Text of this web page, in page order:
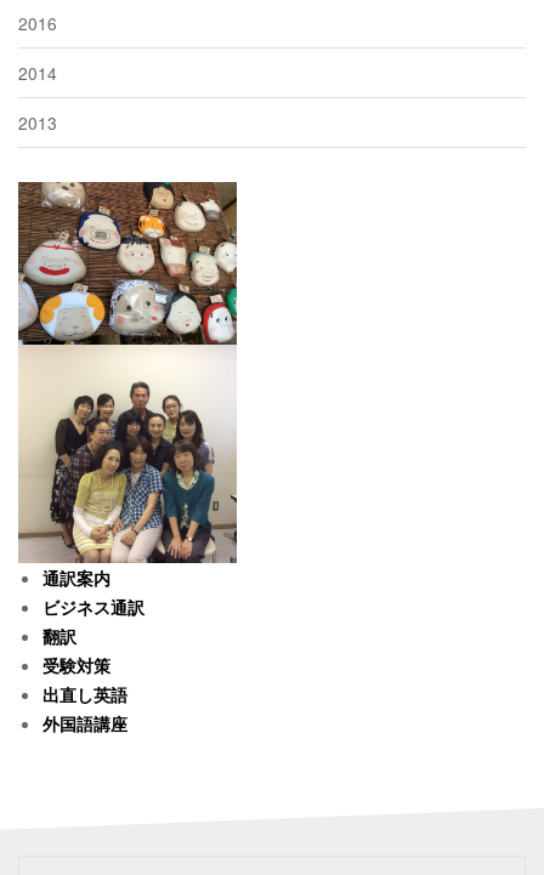
2016
2014
2013
通訳案内
ビジネス通訳
翻訳
受験対策
出直し英語
外国語講座